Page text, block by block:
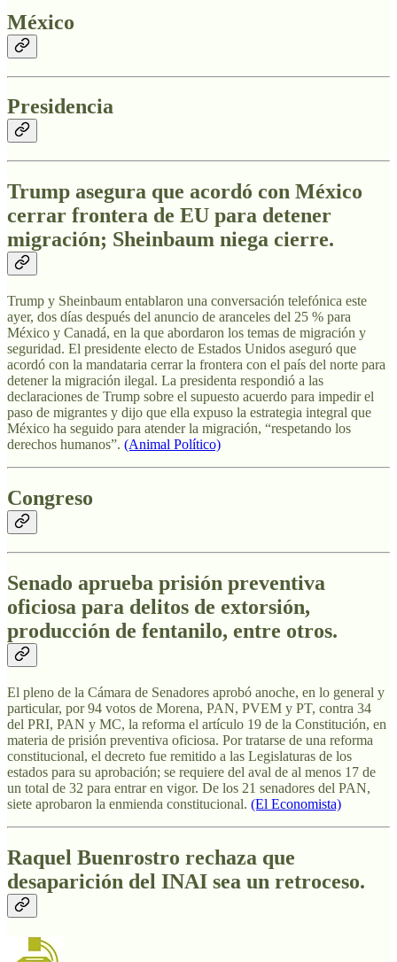
México
Presidencia
Trump asegura que acordó con México
cerrar frontera de EU para detener
migración; Sheinbaum niega cierre.
Trump y Sheinbaum entablaron una conversación telefónica este
ayer, dos días después del anuncio de aranceles del 25 % para
México y Canadá, en la que abordaron los temas de migración y
seguridad. El presidente electo de Estados Unidos aseguró que
acordó con la mandataria cerrar la frontera con el país del norte para
detener la migración ilegal. La presidenta respondió a las
declaraciones de Trump sobre el supuesto acuerdo para impedir el
paso de migrantes y dijo que ella expuso la estrategia integral que
México ha seguido para atender la migración, “respetando los
derechos humanos”. (Animal Político)
Congreso
Senado aprueba prisión preventiva
oficiosa para delitos de extorsión,
producción de fentanilo, entre otros.
El pleno de la Cámara de Senadores aprobó anoche, en lo general y
particular, por 94 votos de Morena, PAN, PVEM y PT, contra 34
del PRI, PAN y MC, la reforma el artículo 19 de la Constitución, en
materia de prisión preventiva oficiosa. Por tratarse de una reforma
constitucional, el decreto fue remitido a las Legislaturas de los
estados para su aprobación; se requiere del aval de al menos 17 de
un total de 32 para entrar en vigor. De los 21 senadores del PAN,
siete aprobaron la enmienda constitucional. (El Economista)
Raquel Buenrostro rechaza que
desaparición del INAI sea un retroceso.